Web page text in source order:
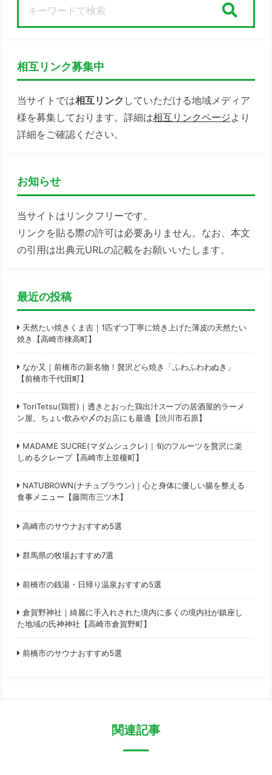
相互リンク募集中
当サイトでは相互リンク していただける地域メディア
様を募集しております。詳細は相互リンクページより
詳細をご確認ください。
お知らせ
当サイトはリンクフリーです。
リンクを貼る際の許可は必要ありません。なお、本文
の引用は出典元URLの記載をお願いいたします。
最近の投稿
天然たい焼きくま吉｜1匹ずつ丁寧に焼き上げた薄皮の天然たい
焼き【高崎市棟高町】
なか又｜前橋市の新名物！贅沢どら焼き「ふわふわわぬき」
【前橋市千代田町】
ToriTetsu(鶏哲)｜透きとおった鶏出汁スープの居酒屋的ラーメ
ン屋。ちょい飲みや〆のお店にも最適【渋川市石原】
MADAME SUCRE(マダムシュクレ)｜旬のフルーツを贅沢に楽
しめるクレープ【高崎市上並榎町】
NATUBROWN(ナチュブラウン)｜心と身体に優しい腸を整える
食事メニュー【藤岡市三ツ木】
高崎市のサウナおすすめ5選
群馬県の牧場おすすめ7選
前橋市の銭湯・日帰り温泉おすすめ5選
倉賀野神社｜綺麗に手入れされた境内に多くの境内社が鎮座し
た地域の氏神神社【高崎市倉賀野町】
前橋市のサウナおすすめ5選
関連記事